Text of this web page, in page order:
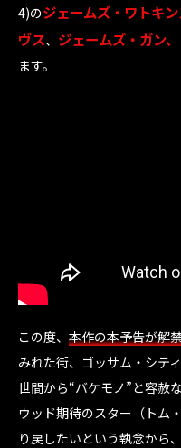
4)のジェームズ・ワトキン
ヴス、 ジェームズ・ガン
ます。
この度、 本作の本予告が解
みれた街、ゴッサム・シテ
世間から“バケモノ”と容赦
ウッド期待のスター（トム
り戻したいという執念から